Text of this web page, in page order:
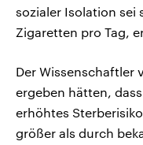
sozialer Isolation sei
Zigaretten pro Tag,
Der Wissenschaftler
ergeben hätten,
erhöhtes
größer als durch